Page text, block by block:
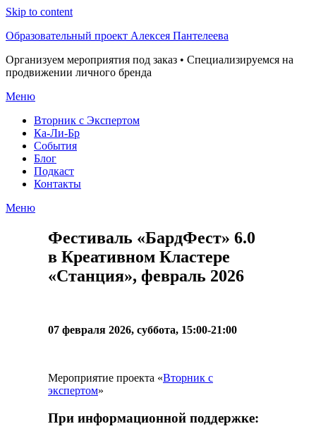
Skip to content
Образовательный проект Алексея Пантелеева
Организуем мероприятия под заказ • Специализируемся на
продвижении личного бренда
Меню
Вторник с Экспертом
Ка-Ли-Бр
События
Блог
Подкаст
Контакты
Меню
Фестиваль «БардФест» 6.0
в Креативном Кластере
«Станция», февраль 2026
07 февраля 2026, суббота, 15:00-21:00
Мероприятие проекта «Вторник с
экспертом»
При информационной поддержке: